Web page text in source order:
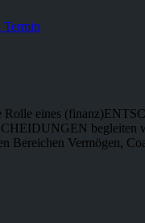
Termin
Rolle eines
begleiten
Bereichen Vermögen,